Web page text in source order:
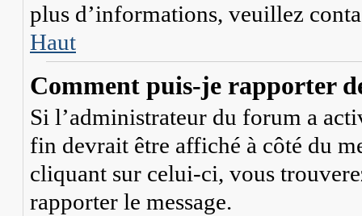
plus d’informations, veuillez
Haut
Comment puis-je rapporter
Si l’administrateur du forum a
fin devrait être affiché à côté du
cliquant sur celui-ci, vous
rapporter le message.